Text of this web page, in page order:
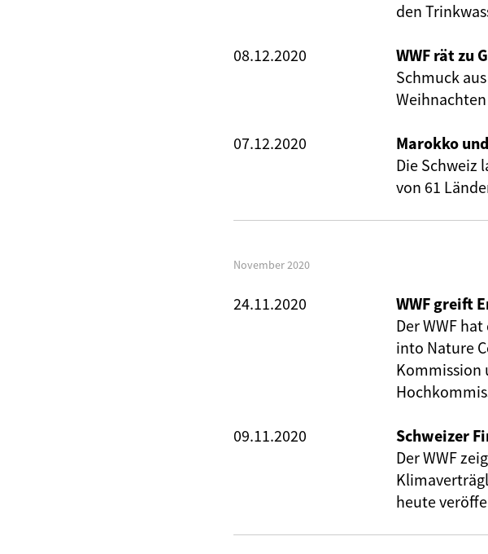
den
08.12.2020
WWF rät zu
Schmuck
07.12.2020
Marokko
Die Schweiz
von 61
November 2020
24.11.2020
WWF greift
Der WWF
into Nature
Kommission
09.11.2020
Schweizer
Der WWF
heute